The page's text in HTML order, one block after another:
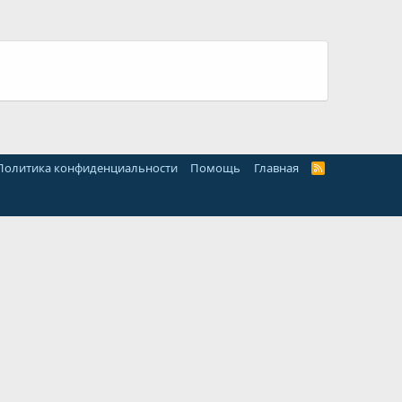
конфиденциальности Помощь Главная
R